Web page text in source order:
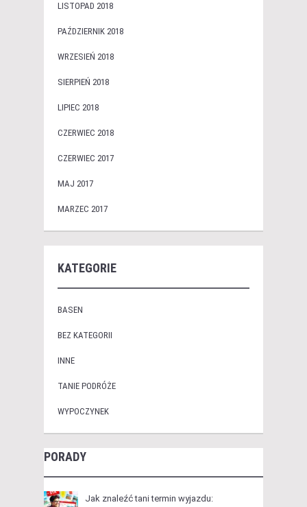
LISTOPAD 2018
PAŹDZIERNIK 2018
WRZESIEŃ 2018
SIERPIEŃ 2018
LIPIEC 2018
CZERWIEC 2018
CZERWIEC 2017
MAJ 2017
MARZEC 2017
KATEGORIE
BASEN
BEZ KATEGORII
INNE
TANIE PODRÓŻE
WYPOCZYNEK
PORADY
Jak znaleźć tani termin wyjazdu: